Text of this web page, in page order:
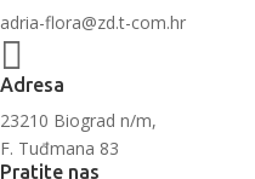
adria-flora@zd.t-com.hr

Adresa
23210 Biograd n/m,
F. Tuđmana 83
Pratite nas